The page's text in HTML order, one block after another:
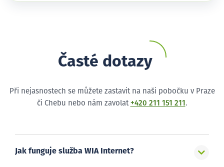
Časté dotazy
Při nejasnostech se můžete zastavit na naši pobočku v Praze
či Chebu nebo nám zavolat +420 211 151 211 .
Jak funguje služba WIA Internet?